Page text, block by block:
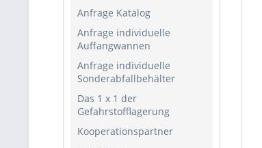
Anfrage Katalog
Anfrage individuelle
Auffangwannen
Anfrage individuelle
Sonderabfallbehälter
Das 1 x 1 der
Gefahrstofflagerung
Kooperationspartner